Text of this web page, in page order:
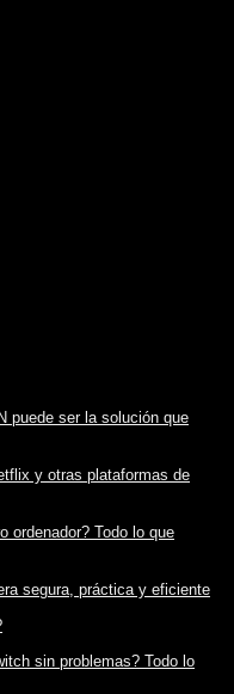
puede ser la solución que
y otras plataformas de
ordenador? Todo lo que
segura, práctica y eficiente
sin problemas? Todo lo